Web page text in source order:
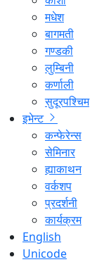
मधेश
बागमती
गण्डकी
लुम्बिनी
कर्णाली
सुदूरपश्चिम
इभेन्ट
कन्फेरेन्स
सेमिनार
ह्याकाथन
वर्कशप
प्रदर्शनी
कार्यक्रम
English
Unicode